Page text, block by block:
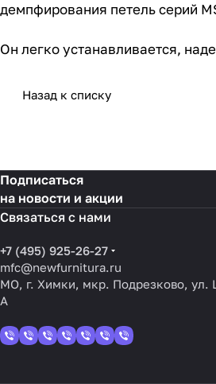
демпфирования петель серий
Он легко устанавливается,
Назад к списку
Подписаться
на новости и акции
Связаться с нами
+7 (495) 925-26-27
mfc@newfurnitura.ru
МО, г. Химки, мкр. Подрезково, ул.
А